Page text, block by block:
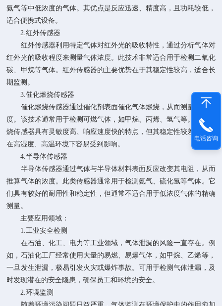
氨气等中低浓度的气体。其优点是反应迅速、精度高，且功耗较低，
适合便携式设备。
2.红外传感器
红外传感器利用特定气体对红外光的吸收特性，通过分析气体对
红外光的吸收程度来测量气体浓度。此技术非常适合用于检测二氧化
碳、甲烷等气体。红外传感器的主要优势在于其稳定性较高，适合长
期监测。
3.催化燃烧传感器
催化燃烧传感器通过催化剂表面催化气体燃烧，从而测量气体浓
度。该技术通常用于检测可燃气体，如甲烷、丙烯、氢气等。催化燃
烧传感器具有灵敏度高、响应速度快的特点，但其稳定性较差，尤其
在高湿度、高温环境下容易受到影响。
4.半导体传感器
半导体传感器通过气体与半导体材料表面反应改变其电阻，从而
推算气体的浓度。此类传感器通常用于检测氨气、硫化氢等气体。它
们具有较好的耐用性和稳定性，但通常不适合用于低浓度气体的精确
测量。
主要应用领域：
1.工业安全检测
在石油、化工、电力等工业领域，气体泄漏的风险一直存在。例
如，石油化工厂经常使用大量的易燃、易爆气体，如甲烷、乙烯等，
一旦发生泄漏，极易引发火灾或爆炸事故。可用于检测气体泄漏，及
时发现潜在的安全隐患，确保员工和环境的安全。
2.环境监测
电话咨询